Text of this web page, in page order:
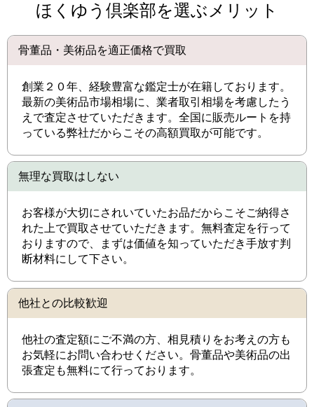
ほくゆう倶楽部を選ぶメリット
骨董品・美術品を適正価格で買取
創業２０年、経験豊富な鑑定士が在籍しております。
最新の美術品市場相場に、業者取引相場を考慮したう
えで査定させていただきます。全国に販売ルートを持
っている弊社だからこその高額買取が可能です。
無理な買取はしない
お客様が大切にされいていたお品だからこそご納得さ
れた上で買取させていただきます。無料査定を行って
おりますので、まずは価値を知っていただき手放す判
断材料にして下さい。
他社との比較歓迎
他社の査定額にご不満の方、相見積りをお考えの方も
お気軽にお問い合わせください。骨董品や美術品の出
張査定も無料にて行っております。